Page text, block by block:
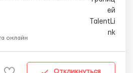
онлайн
Откликнуться